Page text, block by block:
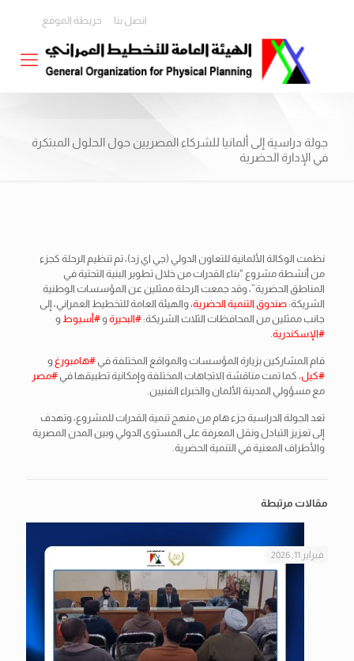
اتصل بنا خريطة الموقع
جولة دراسية إلى ألمانيا للشركاء المصريين حول الحلول المبتكرة
في الإدارة الحضرية
نظمت الوكالة الألمانية للتعاون الدولي (جي اي زد)، تم تنظيم الرحلة كجزء
من أنشطة مشروع “بناء القدرات من خلال تطوير البنية التحتية في
المناطق الحضرية”، وقد جمعت الرحلة ممثلين عن المؤسسات الوطنية
الشريكة:صندوق التنمية الحضرية، والهيئة العامة للتخطيط العمراني، إلى
جانب ممثلين من المحافظات الثلاث الشريكة:#البحيرةو#أسيوطو
#الإسكندرية.
قام المشاركين بزيارة المؤسسات والمواقع المختلفة في #هامبورغ و
#كيل، كما تمت مناقشة الاتجاهات المختلفة وإمكانية تطبيقها في #مصر
مع مسؤولي المدينة الألمان والخبراء الفنيين.
تعد الجولة الدراسية جزء هام من منهج تنمية القدرات للمشروع، وتهدف
إلى تعزيز التبادل ونقل المعرفة على المستوى الدولي وبين المدن المصرية
والأطراف المعنية في التنمية الحضرية.
مقالات مرتبطة
فبراير 11, 2026